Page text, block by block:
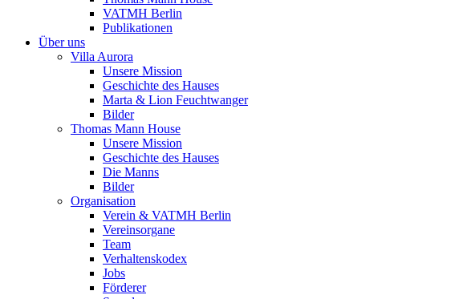
VATMH Berlin
Publikationen
Über uns
Villa Aurora
Unsere Mission
Geschichte des Hauses
Marta & Lion Feuchtwanger
Bilder
Thomas Mann House
Unsere Mission
Geschichte des Hauses
Die Manns
Bilder
Organisation
Verein & VATMH Berlin
Vereinsorgane
Team
Verhaltenskodex
Jobs
Förderer